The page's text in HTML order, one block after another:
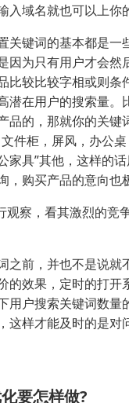
入域名就也可以上你
关键词的基本都是一
因为只有用户才会然
比较比较字相或则条
潜在用户的搜索量。
品的，那就你的关键
件柜，屏风，办公
家具”其他，这样的
，购买产品的意向也
观察，看其激烈的竞
之前，并也不是说就
的效果，定时的打开
用户搜索关键词数量
这样才能及时的是对
要怎样做?